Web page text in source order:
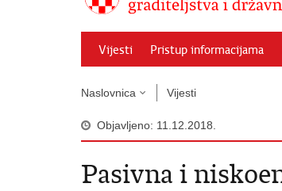
Vijesti Pristup informacijama
Naslovnica Vijesti
Objavljeno: 11.12.2018.
Pasivna i